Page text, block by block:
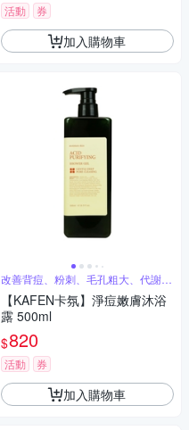
活動 券
加入購物車
改善背痘、粉刺、毛孔粗大、代謝老
廢角質
【KAFEN卡氛】淨痘嫩膚沐浴
露 500ml
$820
活動 券
加入購物車